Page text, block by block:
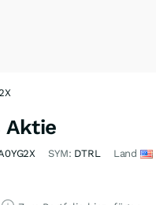
Aktie
SYM: DTRL Land